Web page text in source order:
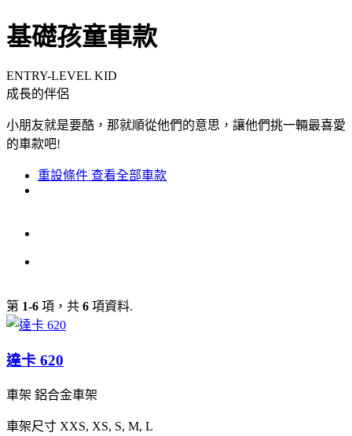
基礎孩童車款
ENTRY-LEVEL KID
成長的伴侶
小朋友就是要酷，那就順從他們的意思，讓他們挑一輛最喜愛
的車款吧!
重設條件 查看全部車款
第 1-6 項，共 6 項資料.
達卡 620
車架 鋁合金車架
車架尺寸 XXS, XS, S, M, L